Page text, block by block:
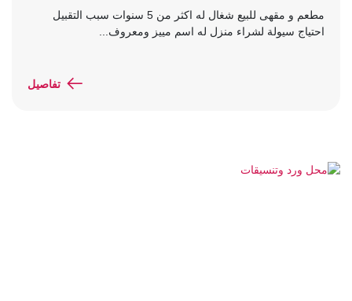
مطعم و مقهى للبيع شغال له اكثر من 5 سنوات سبب التقبيل
احتياج سيولة لشراء منزل له اسم مييز ومعروف...
تفاصيل